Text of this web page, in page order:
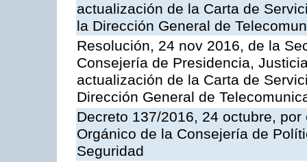
actualización de la Carta de
la Dirección General de
Resolución, 24 nov 2016, de la
Consejería de Presidencia,
actualización de la Carta de
Dirección General de
Decreto 137/2016, 24 octubre,
Orgánico de la Consejería de
Seguridad